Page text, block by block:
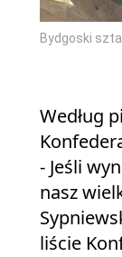
Bydgoski
Według
- Jeśli
nasz
liście